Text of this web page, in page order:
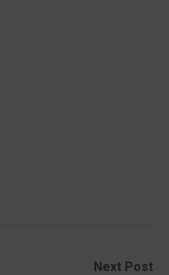
Next Post